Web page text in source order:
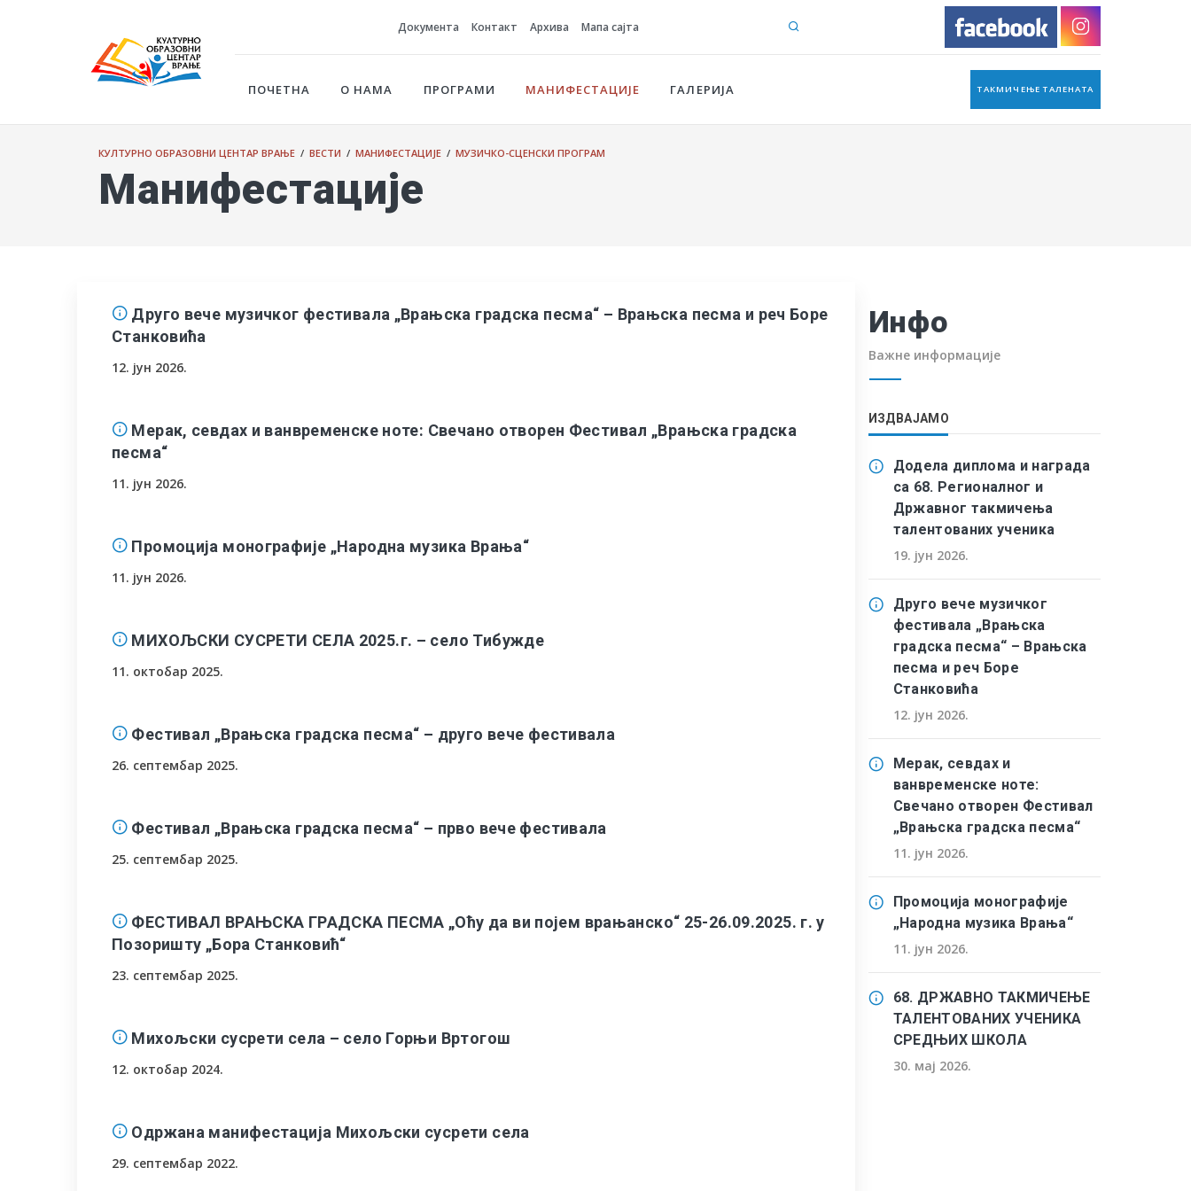
Документа Контакт Архива Мапа сајта
ПОЧЕТНА О НАМА ПРОГРАМИ МАНИФЕСТАЦИЈЕ ГАЛЕРИЈА ТАКМИЧЕЊЕ ТАЛЕНАТА
КУЛТУРНО ОБРАЗОВНИ ЦЕНТАР ВРАЊЕ / ВЕСТИ / МАНИФЕСТАЦИЈЕ / МУЗИЧКО-СЦЕНСКИ ПРОГРАМ
Манифестације
Друго вече музичког фестивала „Врањска градска песма“ – Врањска песма и реч Боре
Станковића
12. јун 2026.
Мерак, севдах и ванвременске ноте: Свечано отворен Фестивал „Врањска градска
песма“
11. јун 2026.
Промоција монографије „Народна музика Врања“
11. јун 2026.
МИХОЉСКИ СУСРЕТИ СЕЛА 2025.г. – село Тибужде
11. октобар 2025.
Фестивал „Врањска градска песма“ – друго вече фестивала
26. септембар 2025.
Фестивал „Врањска градска песма“ – прво вече фестивала
25. септембар 2025.
ФЕСТИВАЛ ВРАЊСКА ГРАДСКА ПЕСМА „Оћу да ви појем врањанско“ 25-26.09.2025. г. у
Позоришту „Бора Станковић“
23. септембар 2025.
Михољски сусрети села – село Горњи Вртогош
12. октобар 2024.
Одржана манифестација Михољски сусрети села
29. септембар 2022.
Инфо
Важне информације
ИЗДВАЈАМО
Додела диплома и награда
са 68. Регионалног и
Државног такмичења
талентованих ученика
19. јун 2026.
Друго вече музичког
фестивала „Врањска
градска песма“ – Врањска
песма и реч Боре
Станковића
12. јун 2026.
Мерак, севдах и
ванвременске ноте:
Свечано отворен Фестивал
„Врањска градска песма“
11. јун 2026.
Промоција монографије
„Народна музика Врања“
11. јун 2026.
68. ДРЖАВНО ТАКМИЧЕЊЕ
ТАЛЕНТОВАНИХ УЧЕНИКА
СРЕДЊИХ ШКОЛА
30. мај 2026.